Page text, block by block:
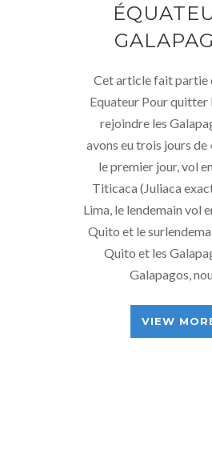
Cet article fait partie
Equateur Pour quitter
rejoindre les
avons eu trois jours de
le premier jour, vol
Titicaca (Juliaca
Lima, le lendemain vol
Quito et le
Quito et les
Galapagos,
VIEW